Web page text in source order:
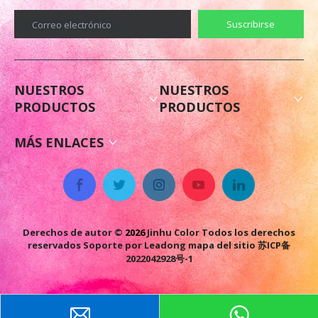
Correo electrónico Suscribirse
NUESTROS
PRODUCTOS
NUESTROS
PRODUCTOS
MÁS ENLACES
Derechos de autor © 2026Jinhu Color Todos los derechos
reservados Soporte porLeadong mapa del sitio 苏ICP备
2022042928号-1